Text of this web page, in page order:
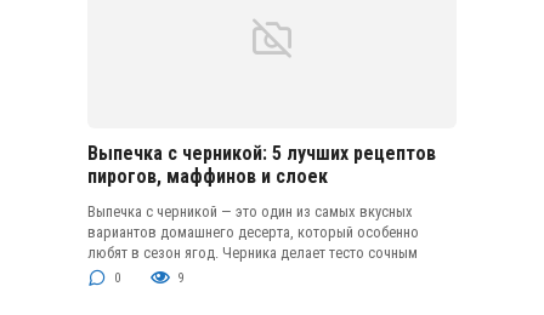
Выпечка с черникой: 5 лучших рецептов
пирогов, маффинов и слоек
Выпечка с черникой — это один из самых вкусных
вариантов домашнего десерта, который особенно
любят в сезон ягод. Черника делает тесто сочным
0 9